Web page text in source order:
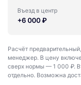
Въезд в центр
+6 000 ₽
Расчёт
менеджер. В цену
сверх нормы — 1 000 ₽.
отдельно. Возможна